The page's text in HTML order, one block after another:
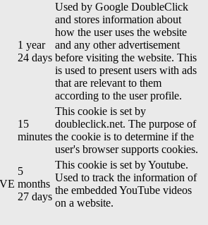
1 year
24 days
Used by Google DoubleClick
and stores information about
how the user uses the website
and any other advertisement
before visiting the website. This
is used to present users with ads
that are relevant to them
according to the user profile.
15
minutes
This cookie is set by
doubleclick.net. The purpose of
the cookie is to determine if the
user's browser supports cookies.
5
months
27 days
This cookie is set by Youtube.
Used to track the information of
the embedded YouTube videos
on a website.